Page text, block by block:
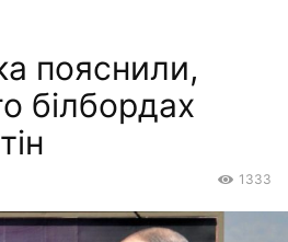
пояснили,
білбордах
1333